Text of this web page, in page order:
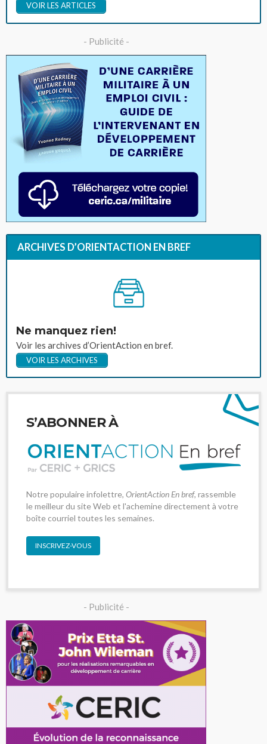
VOIR LES ARTICLES
- Publicité -
ARCHIVES D’ORIENTACTION EN BREF
Ne manquez rien!
Voir les archives d’OrientAction en bref.
VOIR LES ARCHIVES
S’ABONNER À
Notre populaire infolettre, OrientAction En bref, rassemble
le meilleur du site Web et l'achemine directement à votre
boîte courriel toutes les semaines.
INSCRIVEZ-VOUS
- Publicité -